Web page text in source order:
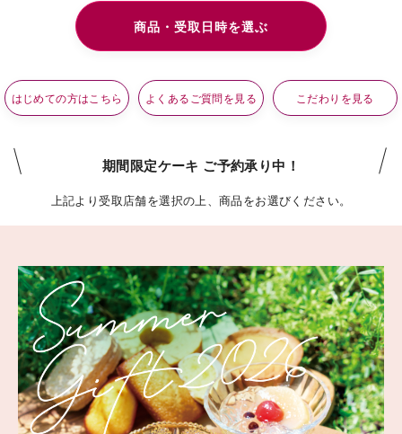
はじめての方はこちら よくあるご質問を見る こだわりを見る
期間限定ケーキ ご予約承り中！
上記より受取店舗を選択の上、商品をお選びください。